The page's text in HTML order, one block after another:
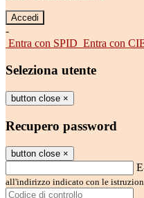
-
Entra con SPID Entra con
Seleziona utente
button close ×
Recupero password
button close ×
all'indirizzo indicato con le